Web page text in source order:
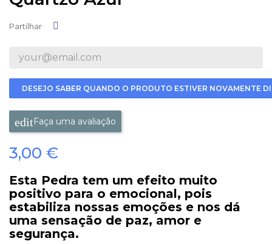
Partilhar
DESEJO SABER QUANDO O PRODUTO ESTIVER NOVAMENTE
Faça uma avaliação
3,00 €
Esta Pedra tem um efeito muito
positivo para o emocional, pois
estabiliza nossas emoções e nos dá
uma sensação de paz, amor e
segurança.